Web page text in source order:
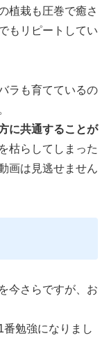
植栽も圧巻で癒さ
もリピートしてい
ラも育てているの
に共通することが
枯らしてしまった
画は見逃せません
今さらですが、お
勉強になりまし